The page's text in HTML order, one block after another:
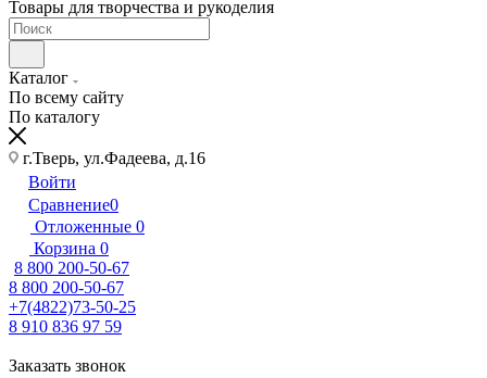
Товары для творчества и рукоделия
Каталог
По всему сайту
По каталогу
г.Тверь, ул.Фадеева, д.16
Войти
Сравнение0
Отложенные 0
Корзина 0
8 800 200-50-67
8 800 200-50-67
+7(4822)73-50-25
8 910 836 97 59
Заказать звонок